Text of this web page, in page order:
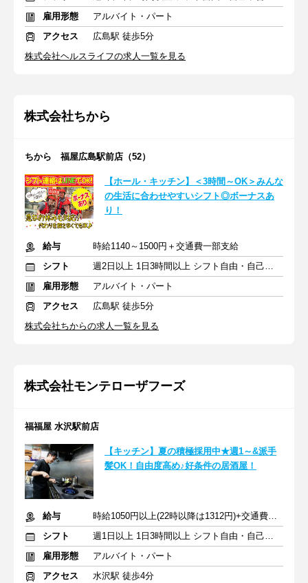
雇用形態
アルバイト・パート
アクセス
広島駅 徒歩5分
株式会社ヘルスライフの求人一覧を見る
株式会社ちから
ちから 福屋広島駅前店（52）
【ホール・キッチン】＜3時間～OK＞みんな
の生活に合わせやすいシフト◎ボーナスあ
り！
給与
時給1140～1500円＋交通費一部支給
シフト
週2日以上 1日3時間以上 シフト自由・自己申告
雇用形態
アルバイト・パート
アクセス
広島駅 徒歩5分
株式会社ちからの求人一覧を見る
株式会社モンテローザフーズ
福福屋 水沢駅前店
【キッチン】夏の積極採用中★週1～&派手
髪OK！自由度高め♪好条件の居酒屋！
給与
時給1050円以上(22時以降は1312円)+交通費規定内支給
シフト
週1日以上 1日3時間以上 シフト自由・自己申告
雇用形態
アルバイト・パート
アクセス
水沢駅 徒歩4分